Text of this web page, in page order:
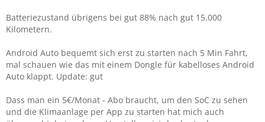
Batteriezustand übrigens bei gut 88% nach gut 15.000
Kilometern.
Android Auto bequemt sich erst zu starten nach 5 Min Fahrt,
mal schauen wie das mit einem Dongle für kabelloses Android
Auto klappt. Update: gut
Dass man ein 5€/Monat - Abo braucht, um den SoC zu sehen
und die Klimaanlage per App zu starten hat mich auch